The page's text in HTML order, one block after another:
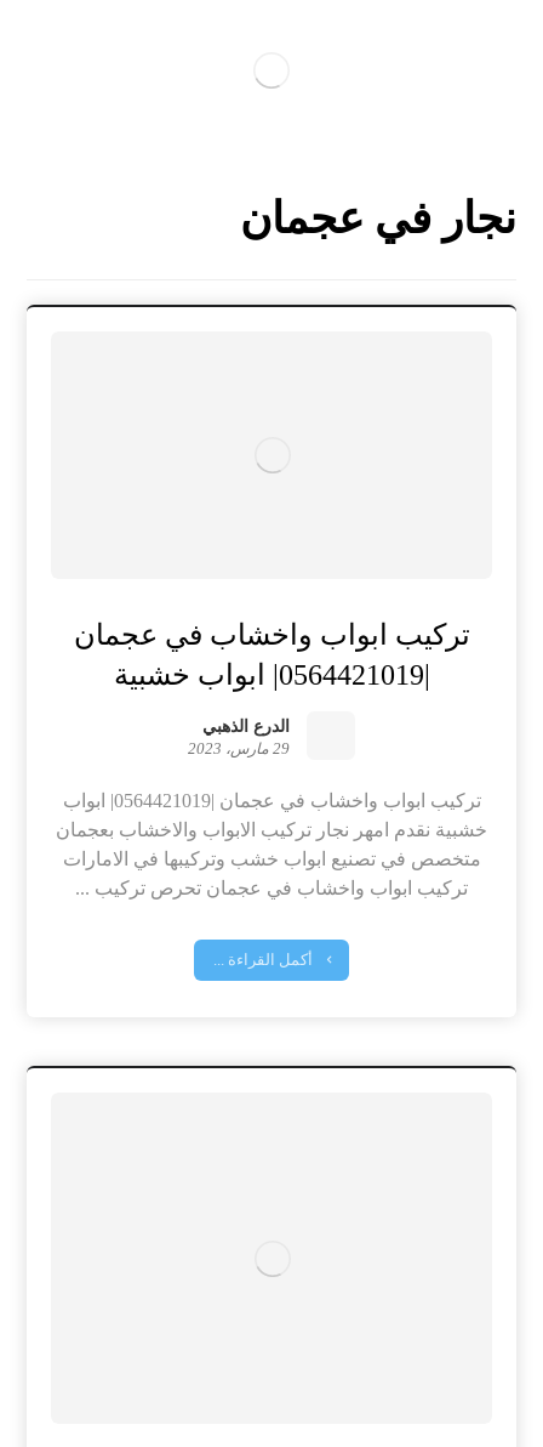
نجار في عجمان
تركيب ابواب واخشاب في عجمان
الدرع الذهبي
29 مارس، 2023
تركيب ابواب واخشاب في عجمان |0564421019| ابواب
خشبية نقدم امهر نجار تركيب الابواب والاخشاب بعجمان
متخصص في تصنيع ابواب خشب وتركيبها في الامارات
تركيب ابواب واخشاب في عجمان تحرص تركيب ...
أكمل القراءة ...